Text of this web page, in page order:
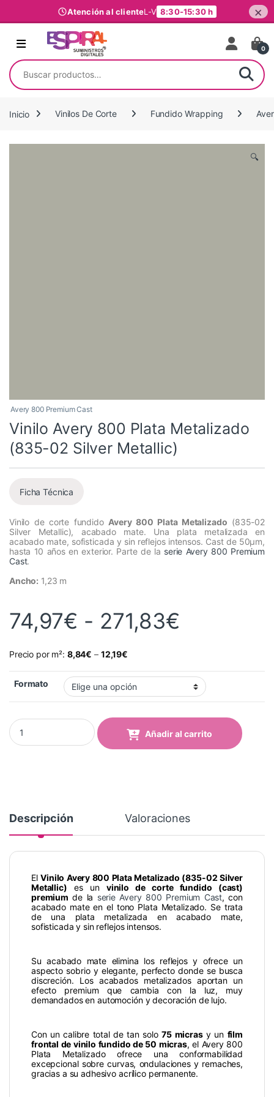
Atención al clienteL-V 8:30-15:30 h ×
Ir al contenido
0
Buscar por:
Inicio Vinilos De Corte Fundido Wrapping
🔍
Avery 800 Premium Cast
Vinilo Avery 800 Plata Metalizado
(835-02 Silver Metallic)
Ficha Técnica
Vinilo de corte fundido Avery 800 Plata Metalizado (835-02
Silver Metallic), acabado mate. Una plata metalizada en
acabado mate, sofisticada y sin reflejos intensos. Cast de 50µm,
hasta 10 años en exterior. Parte de la serie Avery 800 Premium
Cast.
Ancho: 1,23 m
74,97€ - 271,83€
Precio por m²: 8,84€ – 12,19€
Formato
Vinilo Avery 800 Plata Metalizado (835-02 Silver Metallic)
Añadir al carrito
Descripción Valoraciones
ElVinilo Avery 800 Plata Metalizado (835-02 Silver
Metallic) es un vinilo de corte fundido (cast)
premium de la serie Avery 800 Premium Cast, con
acabado mate en el tono Plata Metalizado. Se trata
de una plata metalizada en acabado mate,
sofisticada y sin reflejos intensos.
Su acabado mate elimina los reflejos y ofrece un
aspecto sobrio y elegante, perfecto donde se busca
discreción. Los acabados metalizados aportan un
efecto premium que cambia con la luz, muy
demandados en automoción y decoración de lujo.
Con un calibre total de tan solo75 micrasy un film
frontal de vinilo fundido de 50 micras, el Avery 800
Plata Metalizado ofrece una conformabilidad
excepcional sobre curvas, ondulaciones y remaches,
gracias a su adhesivo acrílico permanente.